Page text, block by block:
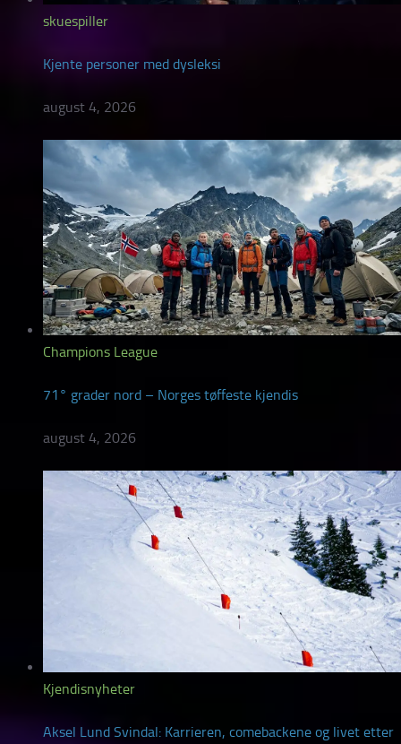
skuespiller
Kjente personer med dysleksi
august 4, 2026
Champions League
71° grader nord – Norges tøffeste kjendis
august 4, 2026
Kjendisnyheter
Aksel Lund Svindal: Karrieren, comebackene og livet etter